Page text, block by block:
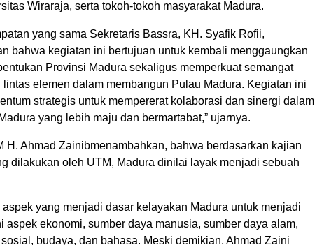
Wiraraja, serta tokoh-tokoh masyarakat Madura.
yang sama Sekretaris Bassra, KH. Syafik Rofii,
bahwa kegiatan ini bertujuan untuk kembali menggaungkan
Provinsi Madura sekaligus memperkuat semangat
lintas elemen dalam membangun Pulau Madura. Kegiatan ini
strategis untuk mempererat kolaborasi dan sinergi dalam
yang lebih maju dan bermartabat,” ujarnya.
H. Ahmad Zainibmenambahkan, bahwa berdasarkan kajian
dilakukan oleh UTM, Madura dinilai layak menjadi sebuah
aspek yang menjadi dasar kelayakan Madura untuk menjadi
aspek ekonomi, sumber daya manusia, sumber daya alam,
budaya, dan bahasa. Meski demikian, Ahmad Zaini